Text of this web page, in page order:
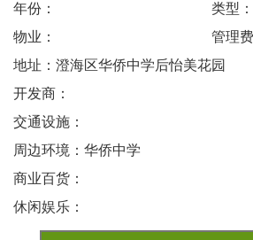
年份：
类型
物业：
管理
地址：澄海区华侨中学后怡美花园
开发商：
交通设施：
周边环境：华侨中学
商业百货：
休闲娱乐：